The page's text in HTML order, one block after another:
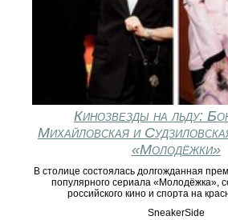
Кинозвезды на льду:
Михайловская и
«Молодёжки»
В столице состоялась долгожданная
популярного сериала «Молодёжка»,
российского кино и спорта на
SneakerSide